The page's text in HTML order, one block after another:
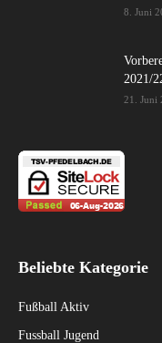
8. Juni
2021/
21. Juni
Beliebte Kategorie
Fußball Aktiv
Fussball Jugend